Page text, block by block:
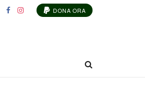
DONA ORA